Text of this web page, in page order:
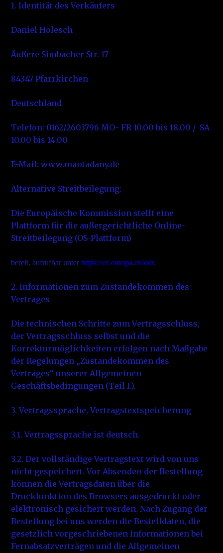
1. Identität des Verkäufers
Daniel Holesch
Äußere Simbacher Str. 17
84347 Pfarrkirchen
Deutschland
Telefon: 0162/2603796 MO- FR 10.00 bis 18.00 / SA
10.00 bis 14.00
E-Mail: www.mantadany.de
Alternative Streitbeilegung:
Die Europäische Kommission stellt eine
Plattform für die außergerichtliche Online-
Streitbeilegung (OS-Plattform)
bereit, aufrufbar unterhttps://ec.europa.eu/odr.
2. Informationen zum Zustandekommen des
Vertrages
Die technischen Schritte zum Vertragsschluss,
der Vertragsschluss selbst und die
Korrekturmöglichkeiten erfolgen nach Maßgabe
der Regelungen „Zustandekommen des
Vertrages“ unserer Allgemeinen
Geschäftsbedingungen (Teil I.).
3. Vertragssprache, Vertragstextspeicherung
3.1. Vertragssprache ist deutsch.
3.2. Der vollständige Vertragstext wird von uns
nicht gespeichert. Vor Absenden der Bestellung
können die Vertragsdaten über die
Druckfunktion des Browsers ausgedruckt oder
elektronisch gesichert werden. Nach Zugang der
Bestellung bei uns werden die Bestelldaten, die
gesetzlich vorgeschriebenen Informationen bei
Fernabsatzverträgen und die Allgemeinen